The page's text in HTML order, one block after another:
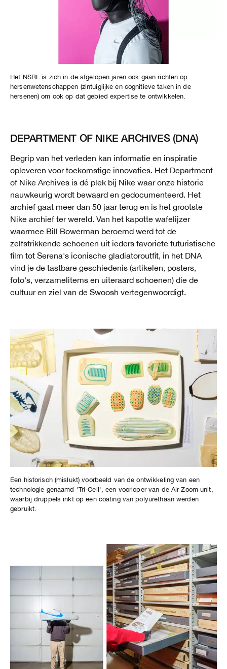
Het NSRL is zich in de afgelopen jaren ook gaan richten op
hersenwetenschappen (zintuiglijke en cognitieve taken in de
hersenen) om ook op dat gebied expertise te ontwikkelen.
DEPARTMENT OF NIKE ARCHIVES (DNA)
Begrip van het verleden kan informatie en inspiratie
opleveren voor toekomstige innovaties. Het Department
of Nike Archives is dé plek bij Nike waar onze historie
nauwkeurig wordt bewaard en gedocumenteerd. Het
archief gaat meer dan 50 jaar terug en is het grootste
Nike archief ter wereld. Van het kapotte wafelijzer
waarmee Bill Bowerman beroemd werd tot de
zelfstrikkende schoenen uit ieders favoriete futuristische
film tot Serena's iconische gladiatoroutfit, in het DNA
vind je de tastbare geschiedenis (artikelen, posters,
foto's, verzamelitems en uiteraard schoenen) die de
cultuur en ziel van de Swoosh vertegenwoordigt.
Een historisch (mislukt) voorbeeld van de ontwikkeling van een
technologie genaamd 'Tri-Cell', een voorloper van de Air Zoom unit,
waarbij druppels inkt op een coating van polyurethaan werden
gebruikt.